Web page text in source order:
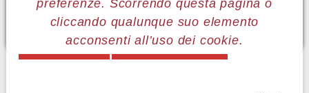
preferenze. Scorrendo questa pagina o
cliccando qualunque suo elemento
acconsenti all’uso dei cookie.
MENÙ ART OF ASSEMBLAGE
Opere in mostra Catalogo della mostra